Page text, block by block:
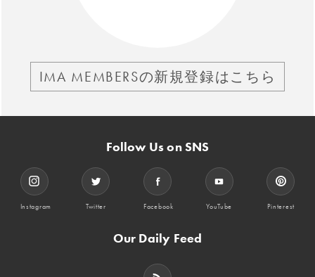
IMA MEMBERSの新規登録はこちら
Follow Us on SNS
Instagram Twitter Facebook YouTube Pinterest
Our Daily Feed